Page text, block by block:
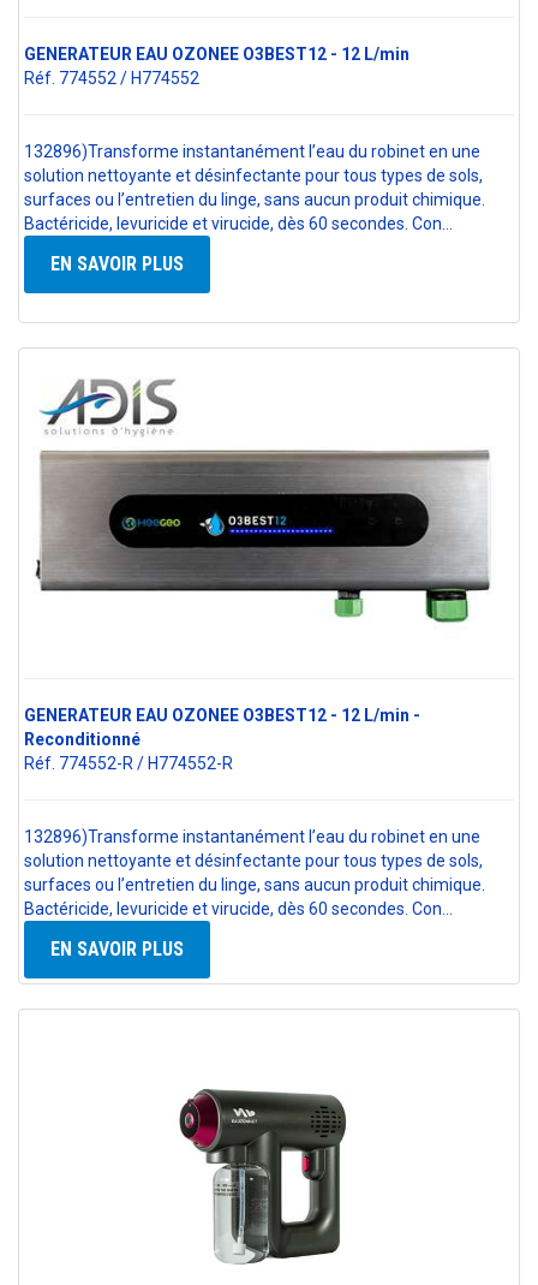
GENERATEUR EAU OZONEE O3BEST12 - 12 L/min
Réf. 774552 / H774552
132896)Transforme instantanément l’eau du robinet en une
solution nettoyante et désinfectante pour tous types de sols,
surfaces ou l’entretien du linge, sans aucun produit chimique.
Bactéricide, levuricide et virucide, dès 60 secondes. Con…
EN SAVOIR PLUS
GENERATEUR EAU OZONEE O3BEST12 - 12 L/min -
Reconditionné
Réf. 774552-R / H774552-R
132896)Transforme instantanément l’eau du robinet en une
solution nettoyante et désinfectante pour tous types de sols,
surfaces ou l’entretien du linge, sans aucun produit chimique.
Bactéricide, levuricide et virucide, dès 60 secondes. Con…
EN SAVOIR PLUS